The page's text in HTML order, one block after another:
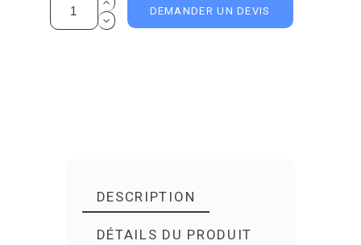
DEMANDER UN DEVIS
DESCRIPTION
DÉTAILS DU PRODUIT